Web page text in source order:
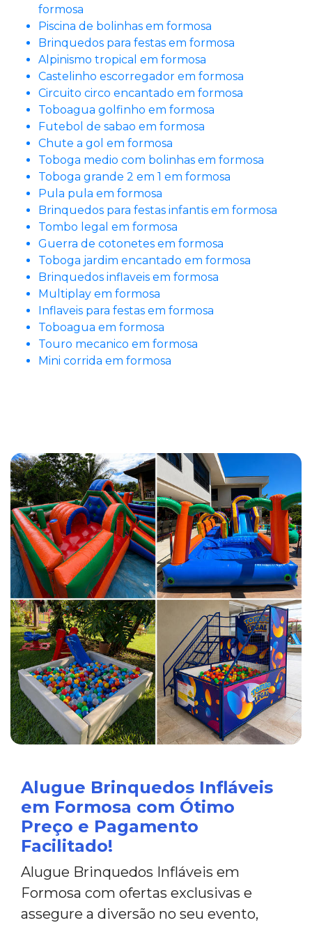
formosa
Piscina de bolinhas em formosa
Brinquedos para festas em formosa
Alpinismo tropical em formosa
Castelinho escorregador em formosa
Circuito circo encantado em formosa
Toboagua golfinho em formosa
Futebol de sabao em formosa
Chute a gol em formosa
Toboga medio com bolinhas em formosa
Toboga grande 2 em 1 em formosa
Pula pula em formosa
Brinquedos para festas infantis em formosa
Tombo legal em formosa
Guerra de cotonetes em formosa
Toboga jardim encantado em formosa
Brinquedos inflaveis em formosa
Multiplay em formosa
Inflaveis para festas em formosa
Toboagua em formosa
Touro mecanico em formosa
Mini corrida em formosa
Alugue Brinquedos Infláveis
em Formosa com Ótimo
Preço e Pagamento
Facilitado!
Alugue Brinquedos Infláveis em
Formosa com ofertas exclusivas e
assegure a diversão no seu evento,